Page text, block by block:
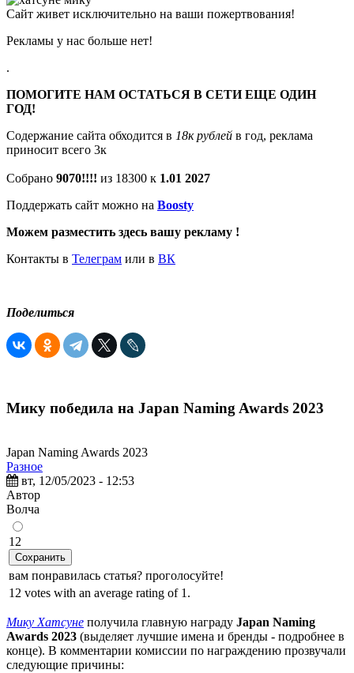
Сайт живет исключительно на ваши пожертвования!
Рекламы у нас больше нет!
.
ПОМОГИТЕ НАМ ОСТАТЬСЯ В СЕТИ ЕЩЕ ОДИН
ГОД!
Содержание сайта обходится в 18к рублей в год, реклама
приносит всего 3к
Собрано 9070!!!! из 18300 к 1.01 2027
Поддержать сайт можно на Boosty
Можем разместить здесь вашу рекламу !
Контакты в Телеграм или в ВК
Поделиться
Мику победила на Japan Naming Awards 2023
Japan Naming Awards 2023
Разное
вт, 12/05/2023 - 12:53
Автор
Волчa
12
Сохранить
вам понравилась статья? проголосуйте!
12 votes with an average rating of 1.
Мику Хатсуне получила главную награду Japan Naming
Awards 2023 (выделяет лучшие имена и бренды - подробнее в
конце). В комментарии комиссии по награждению прозвучали
следующие причины: